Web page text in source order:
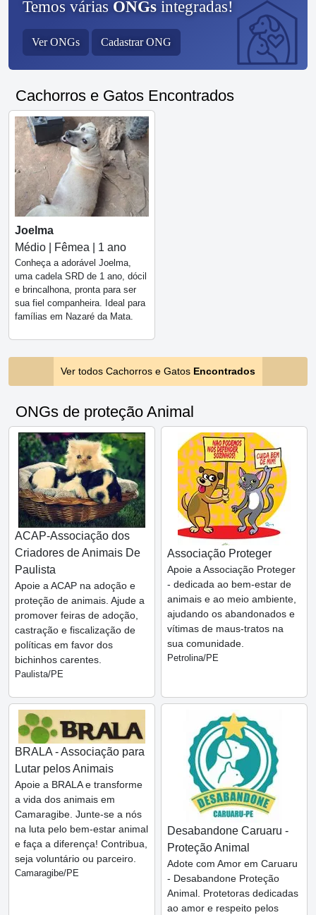
Temos várias ONGs integradas!
Ver ONGs Cadastrar ONG
Cachorros e Gatos Encontrados
Joelma
Médio | Fêmea | 1 ano
Conheça a adorável Joelma,
uma cadela SRD de 1 ano, dócil
e brincalhona, pronta para ser
sua fiel companheira. Ideal para
famílias em Nazaré da Mata.
Ver todos Cachorros e Gatos Encontrados
ONGs de proteção Animal
ACAP-Associação dos
Criadores de Animais De
Paulista
Apoie a ACAP na adoção e
proteção de animais. Ajude a
promover feiras de adoção,
castração e fiscalização de
políticas em favor dos
bichinhos carentes.
Paulista/PE
Associação Proteger
Apoie a Associação Proteger
- dedicada ao bem-estar de
animais e ao meio ambiente,
ajudando os abandonados e
vítimas de maus-tratos na
sua comunidade.
Petrolina/PE
BRALA - Associação para
Lutar pelos Animais
Apoie a BRALA e transforme
a vida dos animais em
Camaragibe. Junte-se a nós
na luta pelo bem-estar animal
e faça a diferença! Contribua,
seja voluntário ou parceiro.
Camaragibe/PE
Desabandone Caruaru -
Proteção Animal
Adote com Amor em Caruaru
- Desabandone Proteção
Animal. Protetoras dedicadas
ao amor e respeito pelos